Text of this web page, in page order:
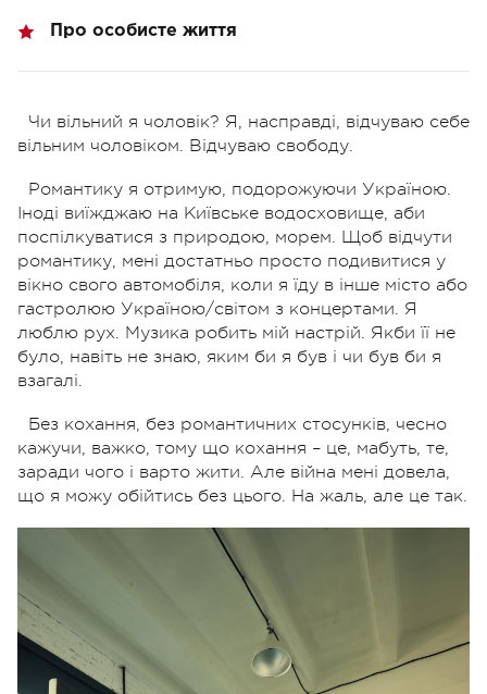
Про особисте життя
Чи вільний я чоловік? Я, насправді, відчуваю себе
вільним чоловіком. Відчуваю свободу.
Романтику я отримую, подорожуючи Україною.
Іноді виїжджаю на Київське водосховище, аби
поспілкуватися з природою, морем. Щоб відчути
романтику, мені достатньо просто подивитися у
вікно свого автомобіля, коли я їду в інше місто або
гастролюю Україною/світом з концертами. Я
люблю рух. Музика робить мій настрій. Якби її не
було, навіть не знаю, яким би я був і чи був би я
взагалі.
Без кохання, без романтичних стосунків, чесно
кажучи, важко, тому що кохання – це, мабуть, те,
заради чого і варто жити. Але війна мені довела,
що я можу обійтись без цього. На жаль, але це так.